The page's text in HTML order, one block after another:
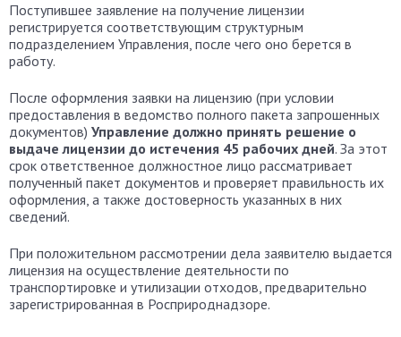
Поступившее заявление на получение лицензии
регистрируется соответствующим структурным
подразделением Управления, после чего оно берется в
работу.
После оформления заявки на лицензию (при условии
предоставления в ведомство полного пакета запрошенных
документов) Управление должно принять решение о
выдаче лицензии до истечения 45 рабочих дней. За этот
срок ответственное должностное лицо рассматривает
полученный пакет документов и проверяет правильность их
оформления, а также достоверность указанных в них
сведений.
При положительном рассмотрении дела заявителю выдается
лицензия на осуществление деятельности по
транспортировке и утилизации отходов, предварительно
зарегистрированная в Росприроднадзоре.